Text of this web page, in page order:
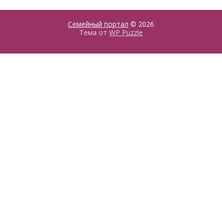
Семейный портал © 2026
Тема от WP Puzzle